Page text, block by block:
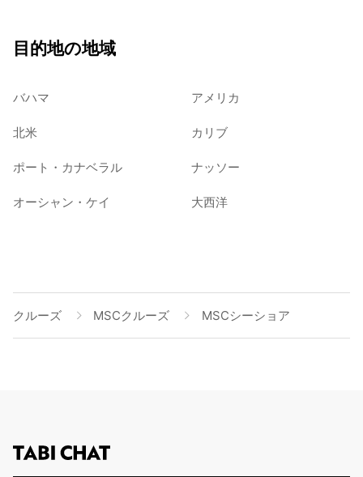
目的地の地域
バハマ アメリカ
北米 カリブ
ポート・カナベラル ナッソー
オーシャン・ケイ 大西洋
クルーズ MSCクルーズ MSCシーショア